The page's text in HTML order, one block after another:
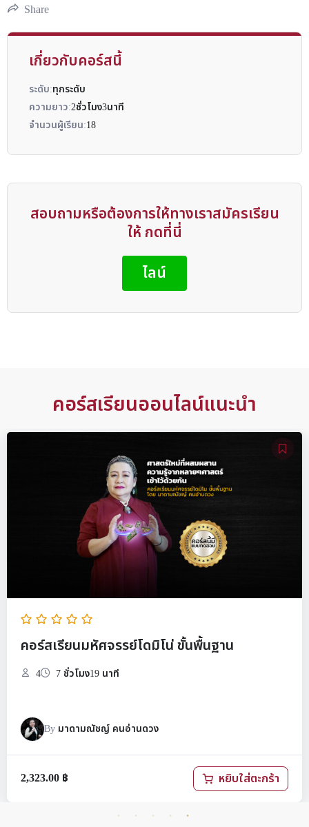
Share
เกี่ยวกับคอร์สนี้
ระดับ:ทุกระดับ
ความยาว:2ชั่วโมง3นาที
จำนวนผู้เรียน:18
สอบถามหรือต้องการให้ทางเราสมัครเรียน
ให้ กดที่นี่
ไลน์
คอร์สเรียนออนไลน์แนะนำ
คอร์สเรียนมหัศจรรย์โดมิโน่ ขั้นพื้นฐาน
4 7 ชั่วโมง19 นาที
By มาดามณัชญ์ คนอ่านดวง
2,323.00 ฿ หยิบใส่ตะกร้า